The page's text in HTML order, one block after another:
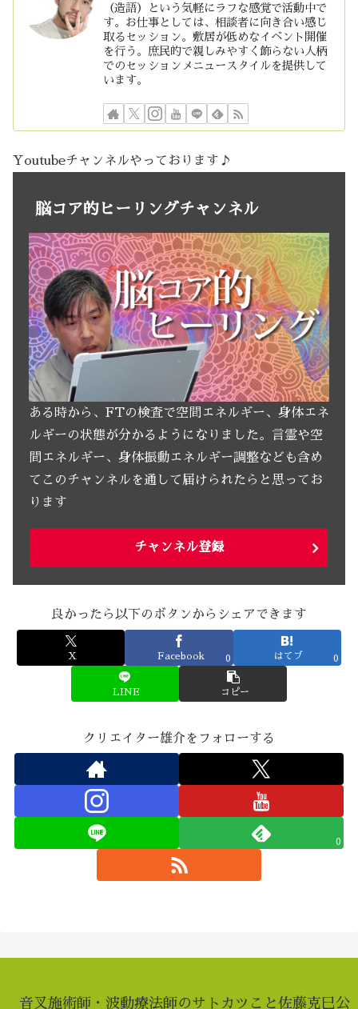
（造語）という気軽にラフな感覚で活動中で
す。お仕事としては、相談者に向き合い感じ
取るセッション。敷居が低めなイベント開催
を行う。庶民的で親しみやすく飾らない人柄
でのセッションメニュースタイルを提供して
います。
Youtubeチャンネルやっております♪
脳コア的ヒーリングチャンネル
ある時から、FTの検査で空間エネルギー、身体エネ
ルギーの状態が分かるようになりました。言霊や空
間エネルギー、身体振動エネルギー調整なども含め
てこのチャンネルを通して届けられたらと思ってお
ります
チャンネル登録
良かったら以下のボタンからシェアできます
X Facebook 0 はてブ 0
LINE コピー
クリエイター雄介をフォローする
0
音叉施術師・波動療法師のサトカツこと佐藤克巳公